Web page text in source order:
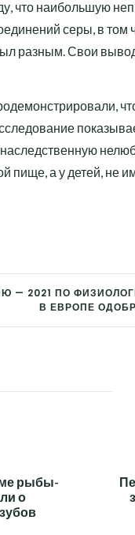
что наибольшую
серы, в том
разным. Свои
пище, а у детей, не
— 2021 ПО
В ЕВРОПЕ
рыбы-
о